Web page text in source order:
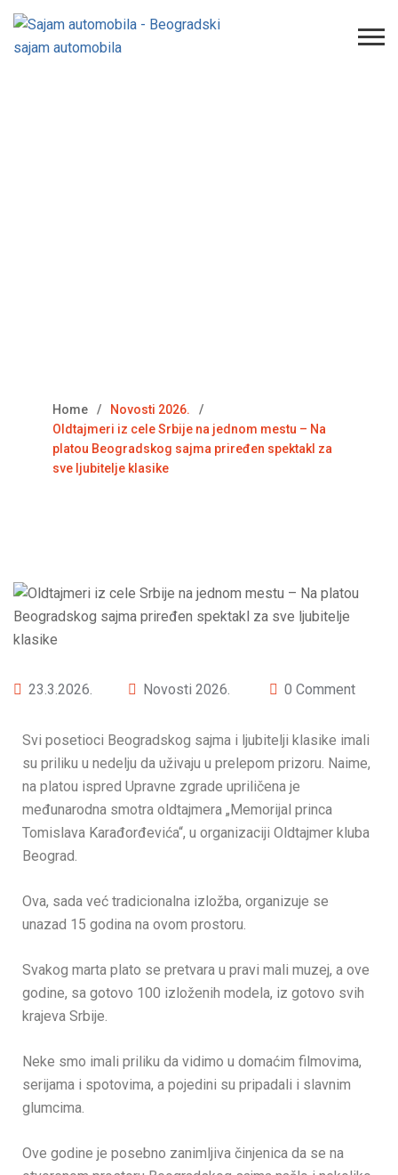
Home
Novosti 2026.
Oldtajmeri iz cele Srbije na jednom mestu – Na
platou Beogradskog sajma priređen spektakl za
sve ljubitelje klasike
23.3.2026. Novosti 2026. 0 Comment
Svi posetioci Beogradskog sajma i ljubitelji klasike imali
su priliku u nedelju da uživaju u prelepom prizoru. Naime,
na platou ispred Upravne zgrade upriličena je
međunarodna smotra oldtajmera „Memorijal princa
Tomislava Karađorđevića“, u organizaciji Oldtajmer kluba
Beograd.
Ova, sada već tradicionalna izložba, organizuje se
unazad 15 godina na ovom prostoru.
Svakog marta plato se pretvara u pravi mali muzej, a ove
godine, sa gotovo 100 izloženih modela, iz gotovo svih
krajeva Srbije.
Neke smo imali priliku da vidimo u domaćim filmovima,
serijama i spotovima, a pojedini su pripadali i slavnim
glumcima.
Ove godine je posebno zanimljiva činjenica da se na